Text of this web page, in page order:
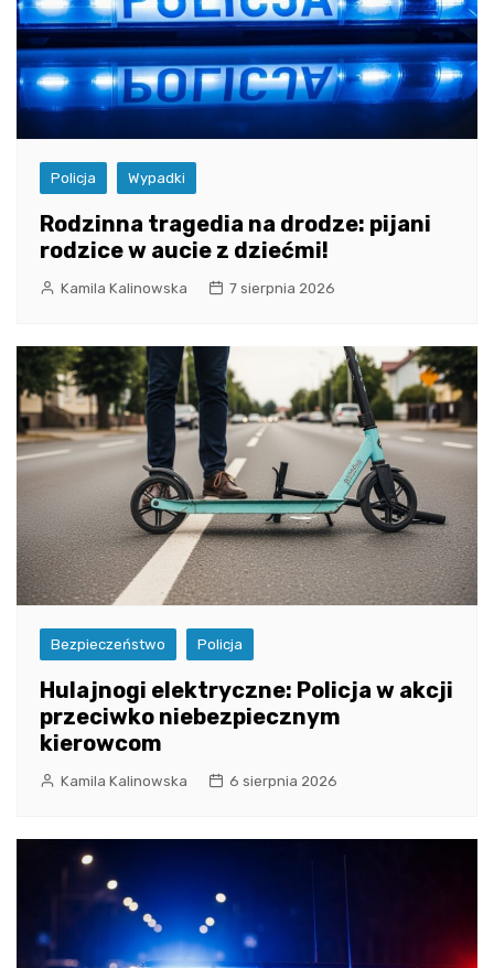
Policja Wypadki
Rodzinna tragedia na drodze: pijani
rodzice w aucie z dziećmi!
Kamila Kalinowska 7 sierpnia 2026
Bezpieczeństwo Policja
Hulajnogi elektryczne: Policja w akcji
przeciwko niebezpiecznym
kierowcom
Kamila Kalinowska 6 sierpnia 2026